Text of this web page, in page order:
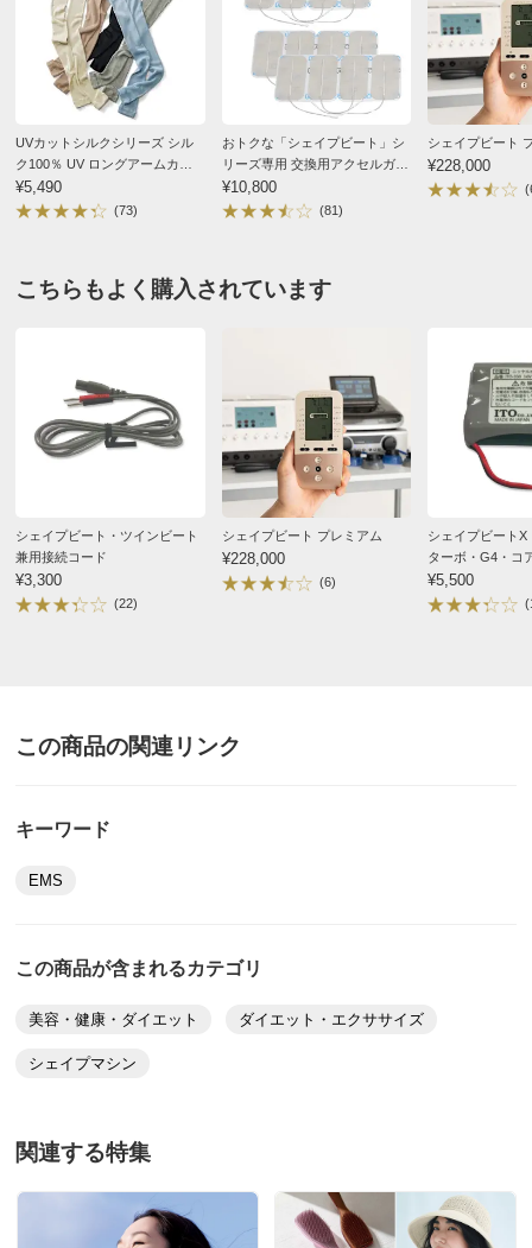
すべての口コミを見る
UVカットシルクシリーズ シル
ク100％ UV ロングアームカ
バー
¥5,490
(73)
おトクな「シェイプビート」シ
リーズ専用 交換用アクセルガー
ド 大16枚セット
¥10,800
(81)
シェイプビート
¥228,000
こちらもよく購入されています
シェイプビート・ツインビート
兼用接続コード
¥3,300
(22)
シェイプビート プレミアム
¥228,000
(6)
シェイプビートX
ターボ・G4・コ
ブルコア・7（セ
ミアム専用充電池
¥5,500
この商品の関連リンク
キーワード
EMS
この商品が含まれるカテゴリ
美容・健康・ダイエット ダイエット・エクササイズ
シェイプマシン
関連する特集